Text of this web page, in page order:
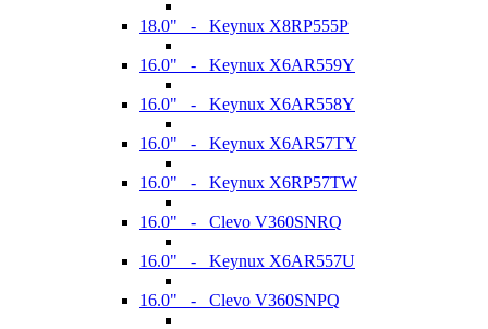
18.0" - Keynux X8RP555P
16.0" - Keynux X6AR559Y
16.0" - Keynux X6AR558Y
16.0" - Keynux X6AR57TY
16.0" - Keynux X6RP57TW
16.0" - Clevo V360SNRQ
16.0" - Keynux X6AR557U
16.0" - Clevo V360SNPQ